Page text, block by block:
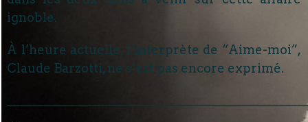
ignoble.
À l’heure actuelle, l’interprète de “Aime-moi”,
Claude Barzotti, ne s’est pas encore exprimé.